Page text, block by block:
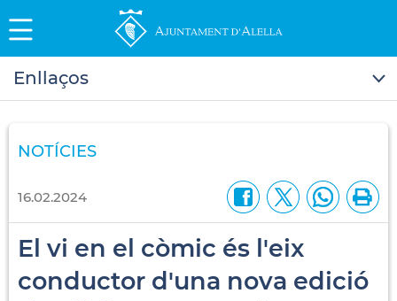
Enllaços
NOTÍCIES
16.02.2024
El vi en el còmic és l'eix
conductor d'una nova edició